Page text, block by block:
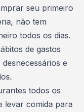
seu primeiro
não tem
todos os dias.
de gastos
e
todos os
levar comida para